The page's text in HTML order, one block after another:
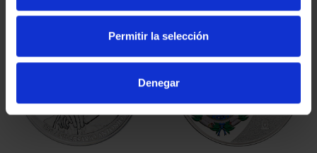
Permitir la selección
Denegar